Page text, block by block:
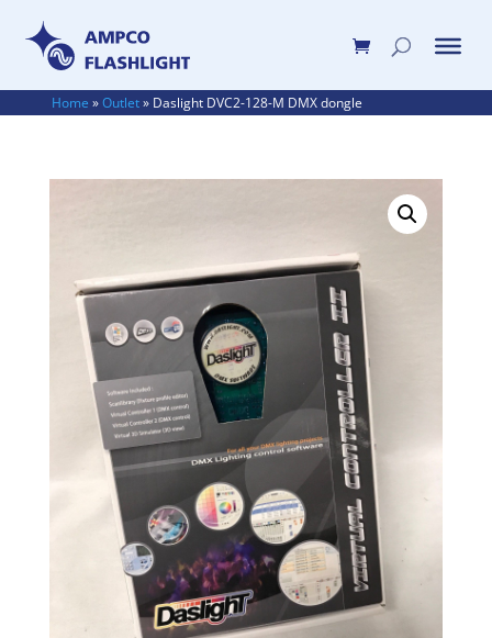
Home »Outlet» Daslight DVC2-128-M DMX dongle